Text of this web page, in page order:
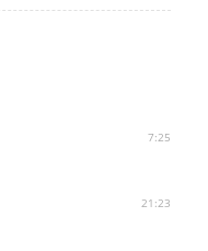
7:25
21:23